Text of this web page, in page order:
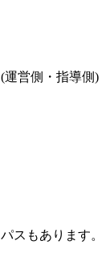
運営側・指導側)
スもあります。